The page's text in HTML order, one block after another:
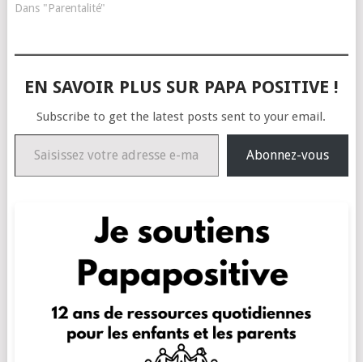
Dans "Parentalité"
EN SAVOIR PLUS SUR PAPA POSITIVE !
Subscribe to get the latest posts sent to your email.
Saisissez votre adresse e-mail…
Abonnez-vous